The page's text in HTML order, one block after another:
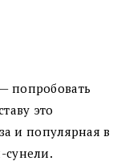
попробовать
это
и популярная в
сунели.